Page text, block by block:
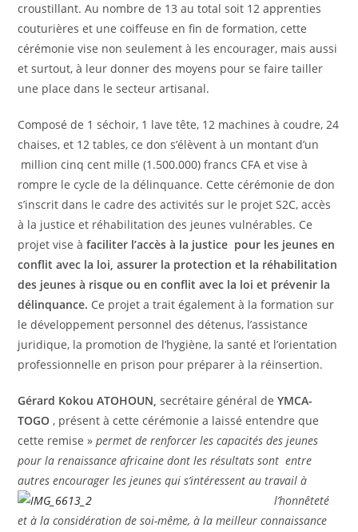
croustillant. Au nombre de 13 au total soit 12 apprenties
couturières et une coiffeuse en fin de formation, cette
cérémonie vise non seulement à les encourager, mais aussi
et surtout, à leur donner des moyens pour se faire tailler
une place dans le secteur artisanal.
Composé de 1 séchoir, 1 lave tête, 12 machines à coudre, 24
chaises, et 12 tables, ce don s’élèvent à un montant d’un
million cinq cent mille (1.500.000) francs CFA et vise à
rompre le cycle de la délinquance. Cette cérémonie de don
s’inscrit dans le cadre des activités sur le projet S2C, accès
à la justice et réhabilitation des jeunes vulnérables. Ce
projet vise àfaciliter l’accès à la justice pour les jeunes en
conflit avec la loi, assurer la protection et la réhabilitation
des jeunes à risque ou en conflit avec la loi et prévenir la
délinquance. Ce projet a trait également à la formation sur
le développement personnel des détenus, l’assistance
juridique, la promotion de l’hygiène, la santé et l’orientation
professionnelle en prison pour préparer à la réinsertion.
Gérard Kokou ATOHOUN,secrétaire général deYMCA-
TOGO , présent à cette cérémonie a laissé entendre que
cette remise »permet de renforcer les capacités des jeunes
pour la renaissance africaine dont les résultats sont entre
autres encourager les jeunes quis’intéressent au travail à
l’honnêteté
et à la considération de soi-même, à la meilleur connaissance